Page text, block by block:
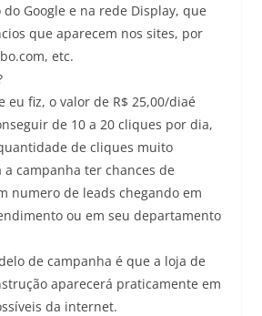
Google e na rede Display, que
que aparecem nos sites, por
etc.
eu fiz, o valor de R$ 25,00/diaé
de 10 a 20 cliques por dia,
de cliques muito
campanha ter chances de
numero de leads chegando em
ou em seu departamento
de campanha é que a loja de
aparecerá praticamente em
da internet.